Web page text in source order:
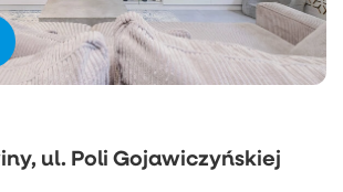
ul. Poli Gojawiczyńskiej